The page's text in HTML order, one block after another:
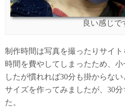
良い感じで
制作時間は写真を撮ったりサイ
時間を費やしてしまったため、
したが慣れれば30分も掛からな
サイズを作ってみましたが、30
た。